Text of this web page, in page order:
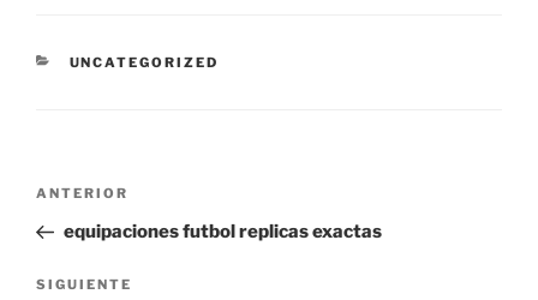
CATEGORÍAS
UNCATEGORIZED
Navegación
entradas
Entrada
anterior:
ANTERIOR
equipaciones futbol replicas exactas
Siguiente
SIGUIENTE